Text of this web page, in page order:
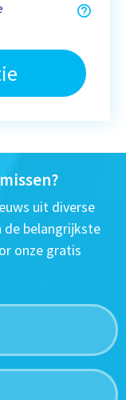
uit diverse
de belangrijkste
onze gratis